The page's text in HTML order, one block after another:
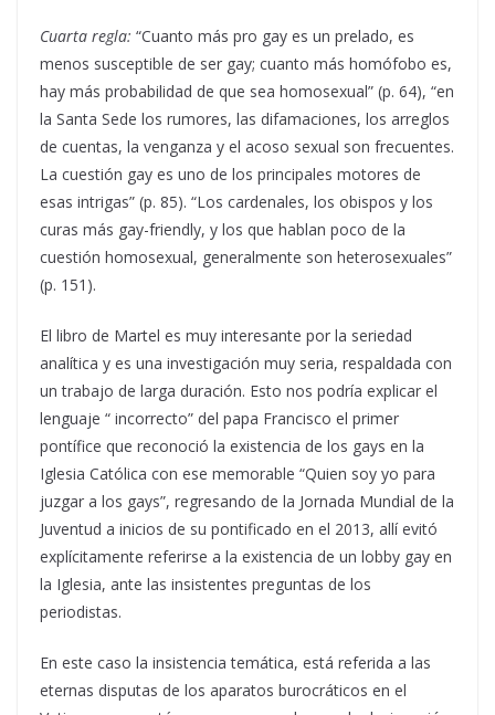
Cuarta regla: “Cuanto más pro gay es un prelado, es
menos susceptible de ser gay; cuanto más homófobo es,
hay más probabilidad de que sea homosexual” (p. 64), “en
la Santa Sede los rumores, las difamaciones, los arreglos
de cuentas, la venganza y el acoso sexual son frecuentes.
La cuestión gay es uno de los principales motores de
esas intrigas” (p. 85). “Los cardenales, los obispos y los
curas más gay-friendly, y los que hablan poco de la
cuestión homosexual, generalmente son heterosexuales”
(p. 151).
El libro de Martel es muy interesante por la seriedad
analítica y es una investigación muy seria, respaldada con
un trabajo de larga duración. Esto nos podría explicar el
lenguaje “ incorrecto” del papa Francisco el primer
pontífice que reconoció la existencia de los gays en la
Iglesia Católica con ese memorable “Quien soy yo para
juzgar a los gays”, regresando de la Jornada Mundial de la
Juventud a inicios de su pontificado en el 2013, allí evitó
explícitamente referirse a la existencia de un lobby gay en
la Iglesia, ante las insistentes preguntas de los
periodistas.
En este caso la insistencia temática, está referida a las
eternas disputas de los aparatos burocráticos en el